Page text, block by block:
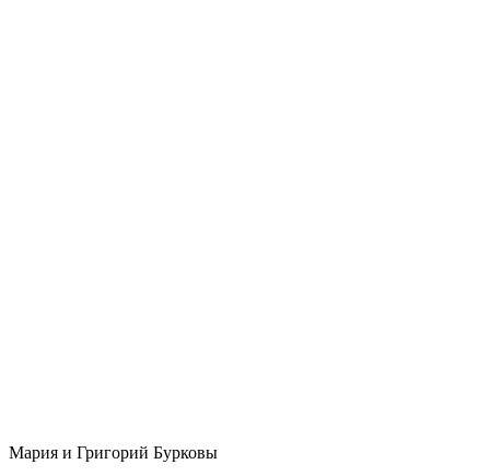
Мария и Григорий Бурковы